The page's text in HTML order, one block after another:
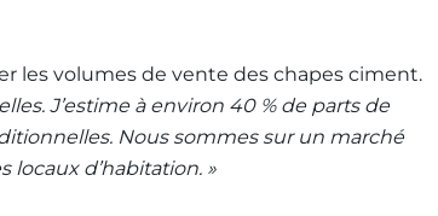
les volumes de vente des chapes ciment.
J’estime à environ 40 % de parts de
Nous sommes sur un marché
locaux d’habitation. »